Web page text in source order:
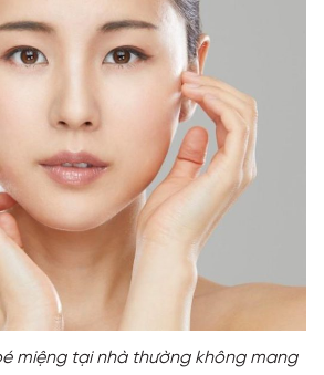
miệng tại nhà thường không mang